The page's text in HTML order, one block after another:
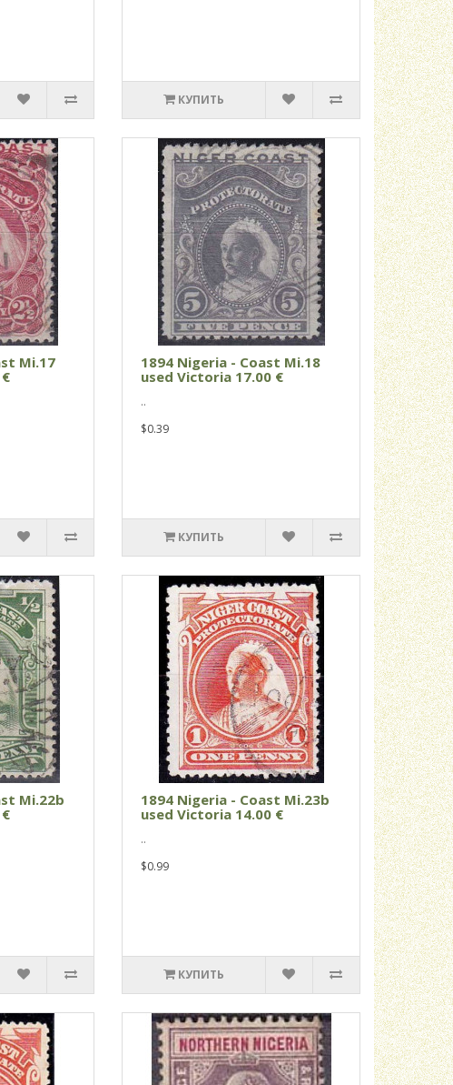
КУПИТЬ
Mi.17
1894 Nigeria - Coast Mi.18
used Victoria 17.00 €
..
$0.39
КУПИТЬ
Mi.22b
1894 Nigeria - Coast Mi.23b
used Victoria 14.00 €
..
$0.99
КУПИТЬ